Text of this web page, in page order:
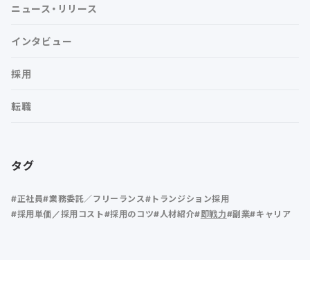
ニュース・リリース
インタビュー
採用
転職
タグ
正社員 業務委託／フリーランス
トランジション採用
採用単価／採用コスト 採用のコツ 人材紹介 即戦力 副業 キャリア